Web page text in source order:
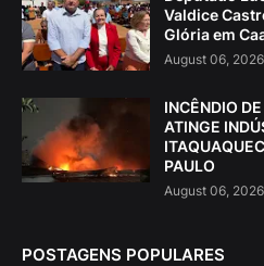
Valdice
Glória em
August 06, 2026
INCÊNDIO
ATINGE
PAULO
August 06, 2026
POSTAGENS POPULARES